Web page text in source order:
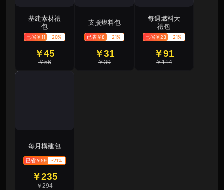
基建素材禮
包
已省￥11 -20%
￥45
￥56
支援燃料包
已省￥8 -21%
￥31
￥39
每週燃料大
禮包
已省￥23 -21%
￥91
￥114
每月構建包
已省￥59 -21%
￥235
￥294